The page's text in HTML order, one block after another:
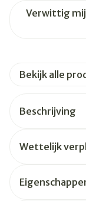
Verwittig mij
Bekijk alle
Beschrijving
Wettelijk